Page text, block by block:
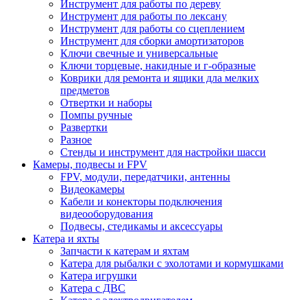
Инструмент для работы по дереву
Инструмент для работы по лексану
Инструмент для работы со сцеплением
Инструмент для сборки амортизаторов
Ключи свечные и универсальные
Ключи торцевые, накидные и г-образные
Коврики для ремонта и ящики дла мелких
предметов
Отвертки и наборы
Помпы ручные
Развертки
Разное
Стенды и инструмент для настройки шасси
Камеры, подвесы и FPV
FPV, модули, передатчики, антенны
Видеокамеры
Кабели и конекторы подключения
видеооборудования
Подвесы, стедикамы и аксессуары
Катера и яхты
Запчасти к катерам и яхтам
Катера для рыбалки с эхолотами и кормушками
Катера игрушки
Катера с ДВС